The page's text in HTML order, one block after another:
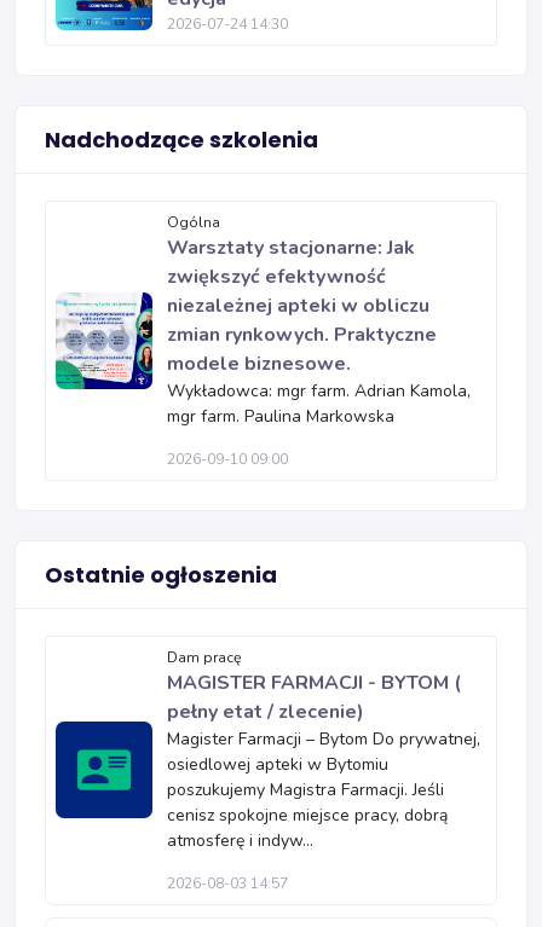
2026-07-24 14:30
Nadchodzące szkolenia
Ogólna
Warsztaty stacjonarne: Jak
zwiększyć efektywność
niezależnej apteki w obliczu
zmian rynkowych. Praktyczne
modele biznesowe.
Wykładowca: mgr farm. Adrian Kamola,
mgr farm. Paulina Markowska
2026-09-10 09:00
Ostatnie ogłoszenia
Dam pracę
MAGISTER FARMACJI - BYTOM (
pełny etat / zlecenie)
Magister Farmacji – Bytom Do prywatnej,
osiedlowej apteki w Bytomiu
poszukujemy Magistra Farmacji. Jeśli
cenisz spokojne miejsce pracy, dobrą
atmosferę i indyw...
2026-08-03 14:57